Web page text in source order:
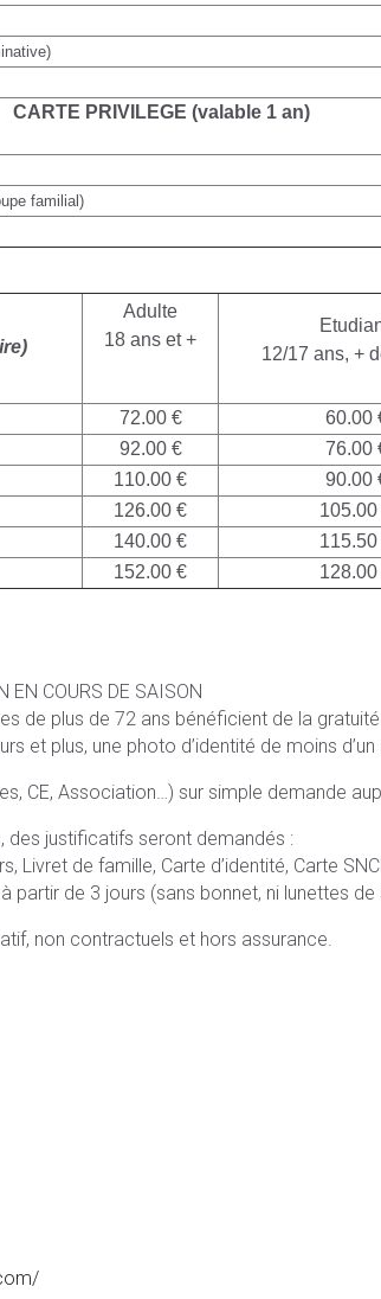
CARTE PRIVILEGE (valable 1 an)
familial)
Adulte
18 ans et +
12/17 ans, +
72.00 € 60.00
92.00 € 76.00
110.00 € 90.00
126.00 € 105.00
140.00 € 115.50
152.00 € 128.00
EN COURS DE SAISON
de plus de 72 ans bénéficient de la
et plus, une photo d’identité de moins
CE, Association…) sur simple demande
des justificatifs seront demandés :
Livret de famille, Carte d’identité, Carte
partir de 3 jours (sans bonnet, ni lunettes de
non contractuels et hors assurance.